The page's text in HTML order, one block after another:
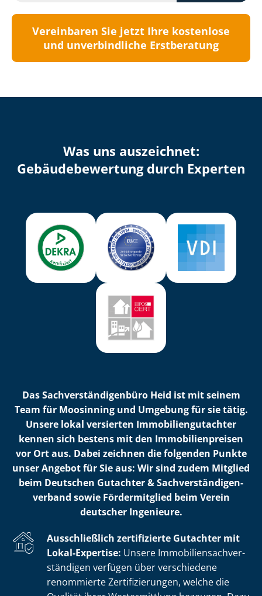
Vereinbaren Sie jetzt Ihre kostenlose
und unverbindliche Erstberatung
Was uns auszeichnet:
Ge­bäu­de­be­wer­tung durch Experten
Das Sach­ver­stän­di­gen­bü­ro Heid ist mit seinem
Team für Moosinning und Umgebung für sie tätig.
Unsere lokal versierten Im­mo­bi­li­en­gut­ach­ter
kennen sich bestens mit den Im­mo­bi­li­en­prei­sen
vor Ort aus. Dabei zeichnen die folgenden Punkte
unser Angebot für Sie aus: Wir sind zudem Mitglied
beim Deutschen Gutachter & Sach­ver­stän­di­gen­
ver­band sowie Fördermitglied beim Verein
deutscher Ingenieure.
Ausschließlich zertifizierte Gutachter mit
Lokal-Expertise: Unsere Im­mo­bi­li­en­sach­ver­
stän­di­gen verfügen über verschiedene
renommierte Zer­ti­fi­zie­run­gen, welche die